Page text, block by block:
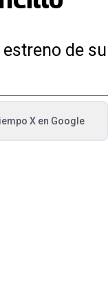
de su
Xen Google